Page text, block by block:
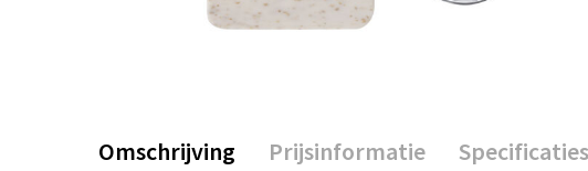
Omschrijving Prijsinformatie Specificaties